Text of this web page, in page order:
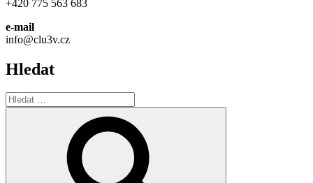
+420 775 563 683
e-mail
info@clu3v.cz
Hledat
Hledat: